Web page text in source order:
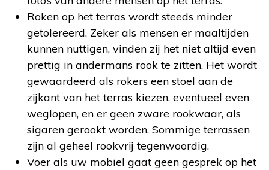
Roken op het terras wordt steeds minder
getolereerd. Zeker als mensen er maaltijden
kunnen nuttigen, vinden zij het niet altijd even
prettig in andermans rook te zitten. Het wordt
gewaardeerd als rokers een stoel aan de
zijkant van het terras kiezen, eventueel even
weglopen, en er geen zware rookwaar, als
sigaren gerookt worden. Sommige terrassen
zijn al geheel rookvrij tegenwoordig.
Voer als uw mobiel gaat geen gesprek op het